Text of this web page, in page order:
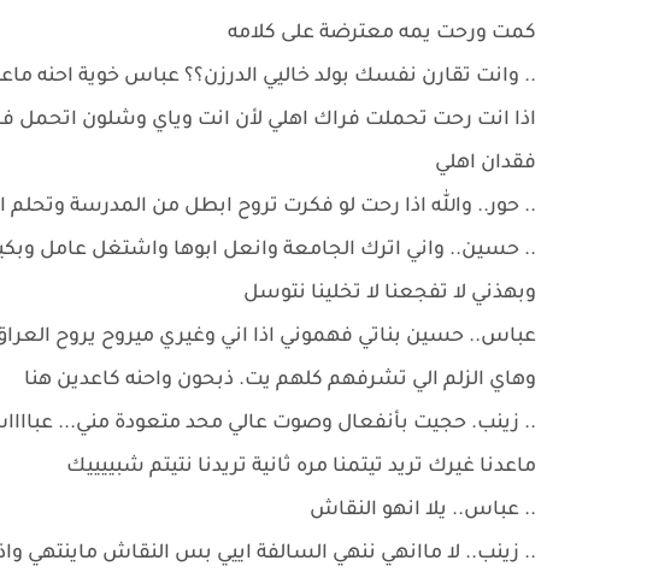
كمت ورحت يمه معترضة على كلامه
.. وانت تقارن نفسك بولد خاليي الدرزن؟؟ عباس خوية احنه
اذا انت رحت تحملت فراك اهلي لأن انت وياي وشلون اتحمل
فقدان اهلي
.. حور.. والله اذا رحت لو فكرت تروح ابطل من المدرسة وتحلم
.. حسين.. واني اترك الجامعة وانعل ابوها واشتغل عامل
وبهذني لا تفجعنا لا تخلينا نتوسل
عباس.. حسين بناتي فهموني اذا اني وغيري ميروح يروح
وهاي الزلم الي تشرفهم كلهم يت. ذبحون واحنه كاعدين هنا
.. زينب. حجيت بأنفعال وصوت عالي محد متعودة مني...
ماعدنا غيرك تريد تيتمنا مره ثانية تريدنا نتيتم شبييييك
.. عباس.. يلا انهو النقاش
.. زينب.. لا ماانهي ننهي السالفة اييي بس النقاش ماينتهي